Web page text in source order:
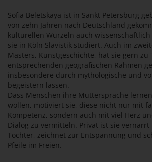
Sofia Beletskaya ist in Sankt Petersburg
von zehn Jahren nach Deutschland
kulturellen Wurzeln auch
sie in Köln Slavistik studiert. Auch im
Masters, Kunstgeschichte, hat sie gern zu
entsprechenden geografischen Rahmen
insbesondere durch mythologische und
begeistern lassen.
Dass Menschen ihre Muttersprache
wollen, motiviert sie, diese nicht nur mit
Kompetenz, sondern auch mit viel Herz
Dialog zu vermitteln. Privat ist sie
Tochter, zeichnet zur Entspannung und
Pfeile im Freien.